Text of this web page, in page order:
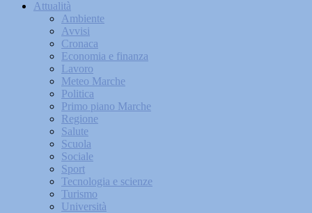
Attualità
Ambiente
Avvisi
Cronaca
Economia e finanza
Lavoro
Meteo Marche
Politica
Primo piano Marche
Regione
Salute
Scuola
Sociale
Sport
Tecnologia e scienze
Turismo
Università